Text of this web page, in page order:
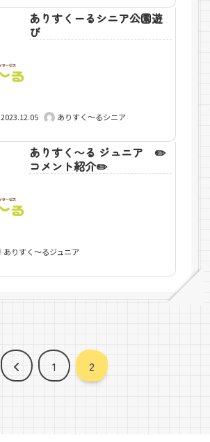
ありすくーるシニア公園遊
び
2023.12.05 ありすく～るシニア
ありすく〜る ジュニア ✏️
コメント紹介✏️
ありすく～るジュニア
前
1 2